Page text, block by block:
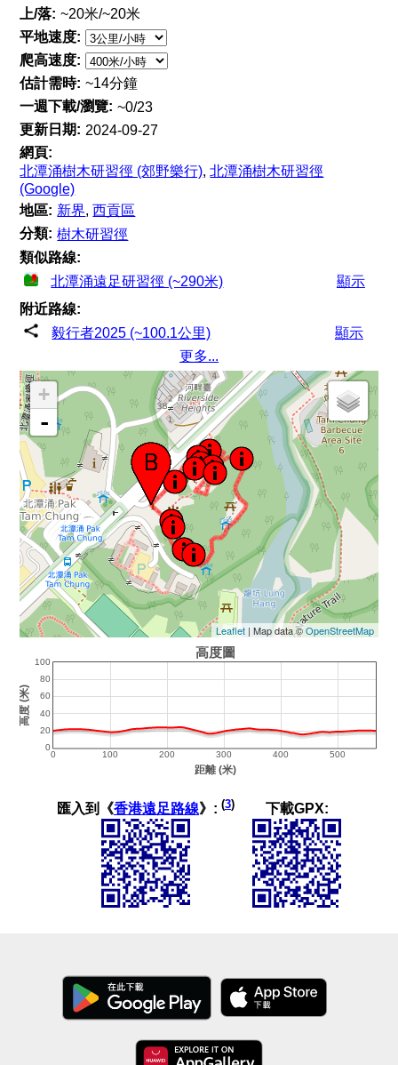
上/落: ~20米/~20米
平地速度:
爬高速度:
估計需時: ~14分鐘
一週下載/瀏覽: ~0/23
更新日期: 2024-09-27
網頁:
北潭涌樹木研習徑 (郊野樂行),北潭涌樹木研習徑
(Google)
地區: 新界,西貢區
分類: 樹木研習徑
類似路線:
北潭涌遠足研習徑 (~290米)
顯示
附近路線:
毅行者2025 (~100.1公里)
顯示
更多...
+
-
Leaflet| Map data ©OpenStreetMap
匯入到《香港遠足路線》: (3) 下載GPX: